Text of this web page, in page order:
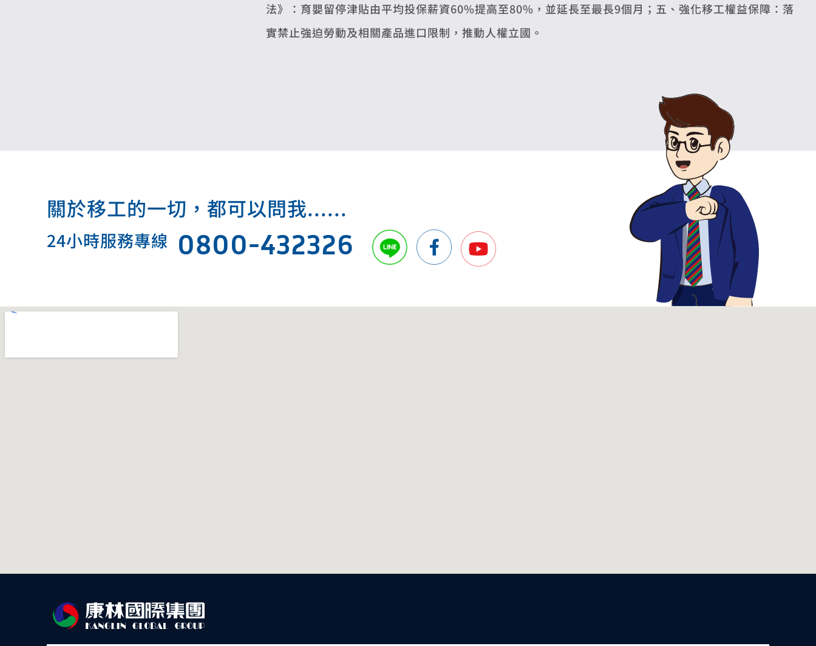
法》：育嬰留停津貼由平均投保薪資60%提高至80%，並延長至最長9個月；五、強化移工權益保障：落
實禁止強迫勞動及相關產品進口限制，推動人權立國。
關於移工的一切，都可以問我......
24小時服務專線 0800-432326